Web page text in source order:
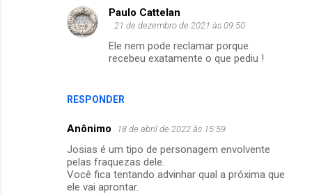
RESPONDER
Paulo Cattelan
21 de dezembro de 2021 às 09:50
Ele nem pode reclamar porque
recebeu exatamente o que pediu !
Anônimo 18 de abril de 2022 às 15:59
Josias é um tipo de personagem envolvente
pelas fraquezas dele.
Você fica tentando advinhar qual a próxima que
ele vai aprontar.